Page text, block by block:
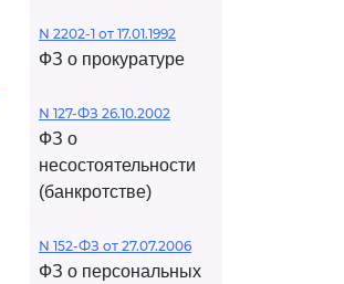
N 2202-1 от 17.01.1992
ФЗ о прокуратуре
N 127-ФЗ 26.10.2002
ФЗ о
несостоятельности
(банкротстве)
N 152-ФЗ от 27.07.2006
ФЗ о персональных